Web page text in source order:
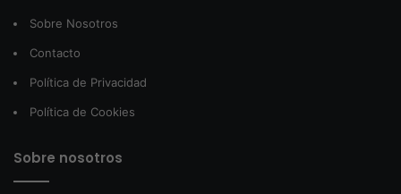
Sobre Nosotros
Contacto
Política de Privacidad
Política de Cookies
Sobre nosotros